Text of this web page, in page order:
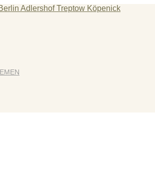
& Heilpraktiker für Psychotherapie